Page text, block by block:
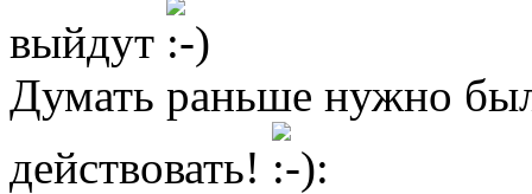
выйдут
Думать раньше нужно
действовать!